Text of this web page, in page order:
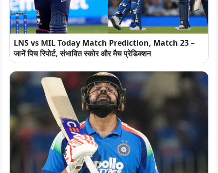
LNS vs MIL Today Match Prediction, Match 23 –
जानें पिच रिपोर्ट, संभावित स्कोर और मैच प्रेडिक्शन